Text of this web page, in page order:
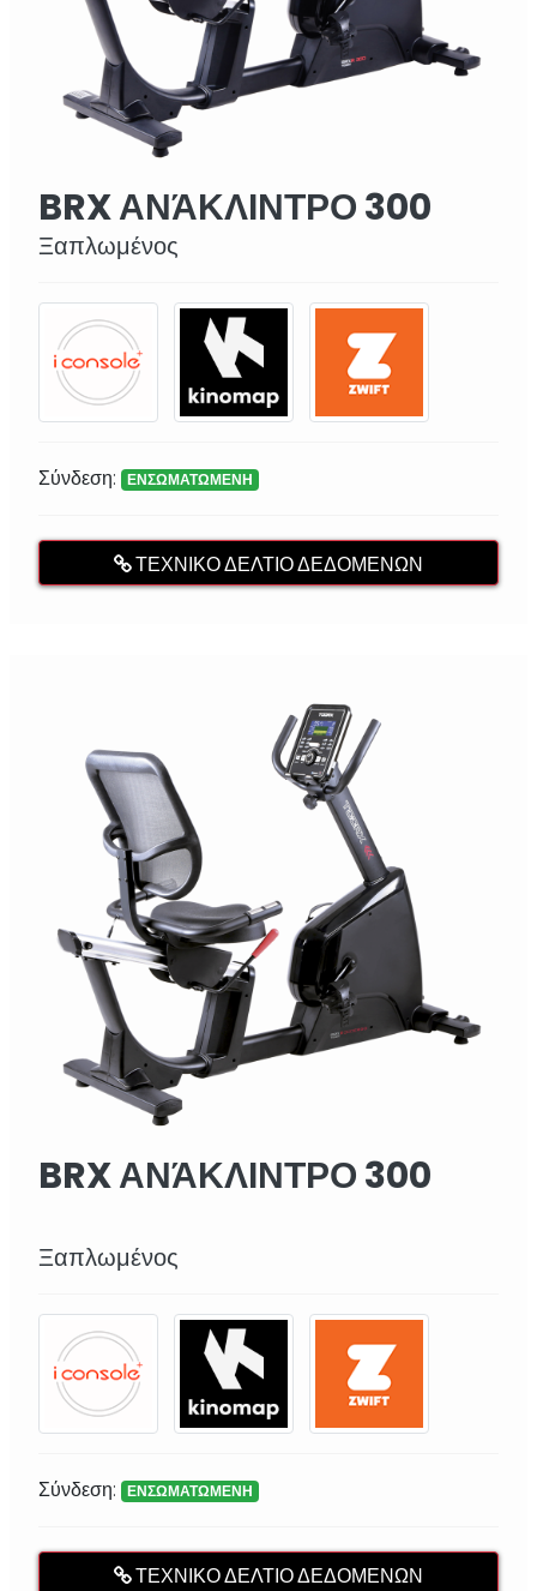
BRX ΑΝΆΚΛΙΝΤΡΟ 300
Ξαπλωμένος
Σύνδεση: ΕΝΣΩΜΑΤΩΜΕΝΗ
ΤΕΧΝΙΚΌ ΔΕΛΤΊΟ ΔΕΔΟΜΈΝΩΝ
BRX ΑΝΆΚΛΙΝΤΡΟ 300
Ξαπλωμένος
Σύνδεση: ΕΝΣΩΜΑΤΩΜΕΝΗ
ΤΕΧΝΙΚΌ ΔΕΛΤΊΟ ΔΕΔΟΜΈΝΩΝ